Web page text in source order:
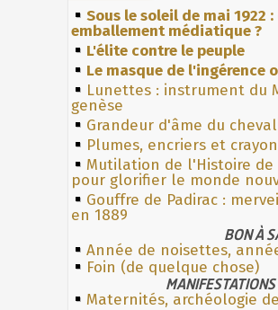
Sous le soleil de mai 1922
emballement médiatique ?
L'élite contre le peuple
Le masque de l'ingérence
Lunettes : instrument du
genèse
Grandeur d'âme du
Plumes, encriers et
Mutilation de l'Histoire de
pour glorifier le monde
Gouffre de Padirac :
en 1889
BON À
Année de noisettes,
Foin (de quelque chose)
Maternités, archéologie